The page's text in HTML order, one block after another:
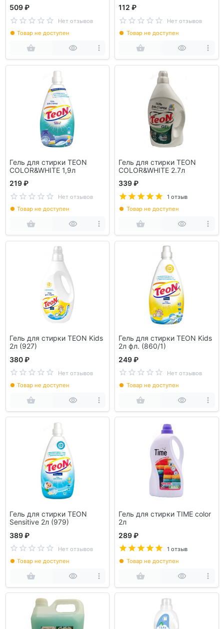
509 ₽
Нет отзывов
Товар не доступен
112 ₽
Нет отзывов
Товар не доступен
Гель для стирки TEON
COLOR&WHITE 1,9л
219 ₽
Нет отзывов
Товар не доступен
Гель для стирки TEON
COLOR&WHITE 2.7л
339 ₽
1 отзыв
Товар не доступен
Гель для стирки TEON Kids
2л (927)
380 ₽
Нет отзывов
Товар не доступен
Гель для стирки TEON Kids
2л фл. (860/1)
249 ₽
Нет отзывов
Товар не доступен
Гель для стирки TEON
Sensitive 2л (979)
389 ₽
Нет отзывов
Товар не доступен
Гель для стирки TIME color
2л
289 ₽
1 отзыв
Товар не доступен